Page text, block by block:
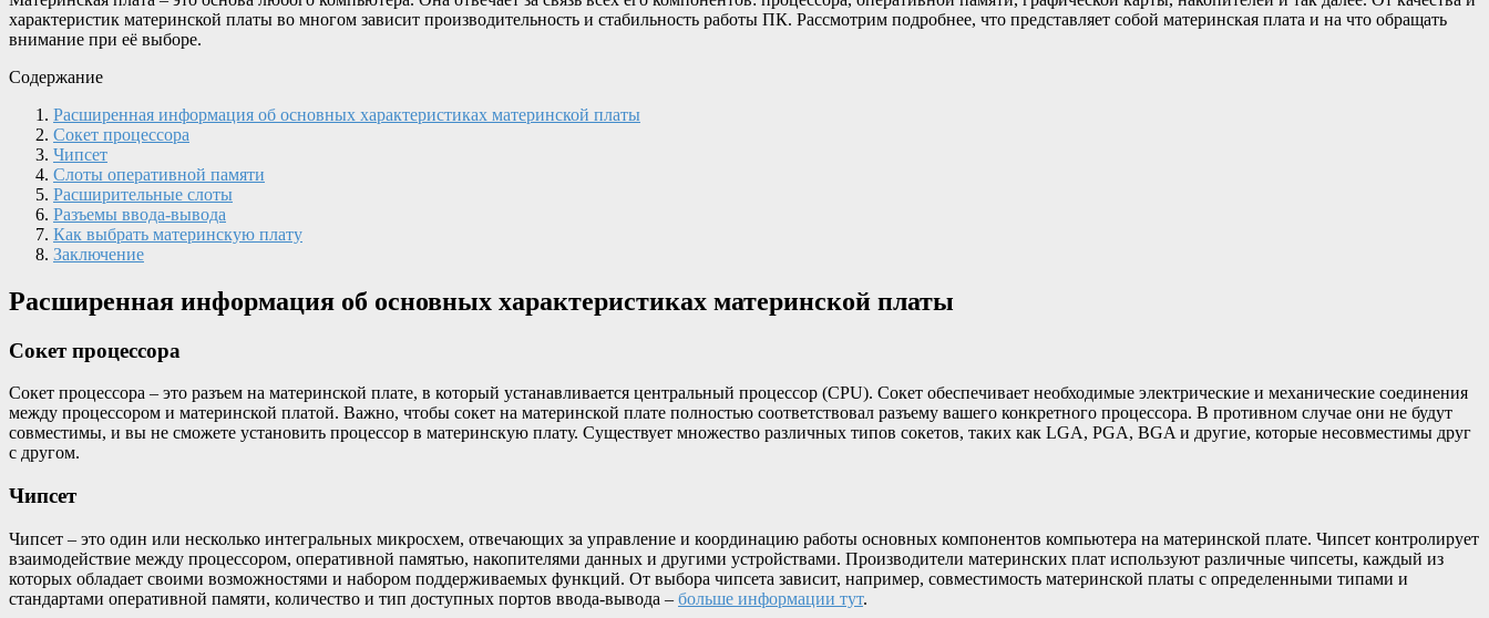
характеристик материнской платы во многом зависит производительность и стабильность работы ПК. Рассмотрим подробнее, что представляет собой материнская плата и на что обращать
внимание при её выборе.
Содержание
Расширенная информация об основных характеристиках материнской платы
Сокет процессора
Чипсет
Слоты оперативной памяти
Расширительные слоты
Разъемы ввода-вывода
Как выбрать материнскую плату
Заключение
Расширенная информация об основных характеристиках материнской платы
Сокет процессора
Сокет процессора – это разъем на материнской плате, в который устанавливается центральный процессор (CPU). Сокет обеспечивает необходимые электрические и механические соединения
между процессором и материнской платой. Важно, чтобы сокет на материнской плате полностью соответствовал разъему вашего конкретного процессора. В противном случае они не будут
совместимы, и вы не сможете установить процессор в материнскую плату. Существует множество различных типов сокетов, таких как LGA, PGA, BGA и другие, которые несовместимы друг
с другом.
Чипсет
Чипсет – это один или несколько интегральных микросхем, отвечающих за управление и координацию работы основных компонентов компьютера на материнской плате. Чипсет контролирует
взаимодействие между процессором, оперативной памятью, накопителями данных и другими устройствами. Производители материнских плат используют различные чипсеты, каждый из
которых обладает своими возможностями и набором поддерживаемых функций. От выбора чипсета зависит, например, совместимость материнской платы с определенными типами и
стандартами оперативной памяти, количество и тип доступных портов ввода-вывода – больше информации тут.